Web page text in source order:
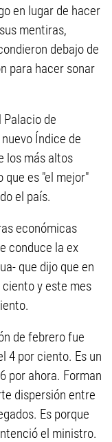
en lugar de hacer
mentiras,
debajo de
para hacer sonar
de
Índice de
los más altos
es "el mejor"
el país.
económicas
conduce la ex
que dijo que en
y este mes
de febrero fue
4 por ciento. Es un
por ahora. Forman
dispersión entre
Es porque
el ministro.